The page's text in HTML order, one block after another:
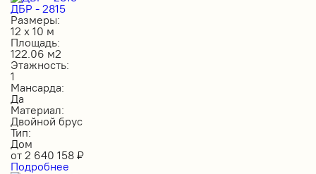
ДБР - 2815
Размеры:
12 х 10 м
Площадь:
122.06 м2
Этажность:
1
Мансарда:
Да
Материал:
Двойной брус
Тип:
Дом
от 2 640 158 ₽
Подробнее